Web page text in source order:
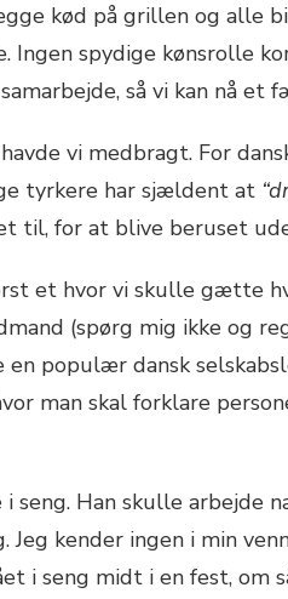
kød på grillen og alle
Ingen spydige kønsrolle
så vi kan nå et
vi medbragt. For
tyrkere har sjældent at
til, for at blive beruset
et hvor vi skulle gætte
(spørg mig ikke og
populær dansk
man skal forklare
i seng. Han skulle arbejde
kender ingen i min
i seng midt i en fest, om